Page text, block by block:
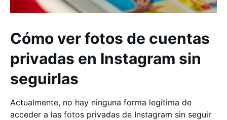
Cómo ver fotos de cuentas
privadas en Instagram sin
seguirlas
Actualmente, no hay ninguna forma legítima de
acceder a las fotos privadas de Instagram sin seguir